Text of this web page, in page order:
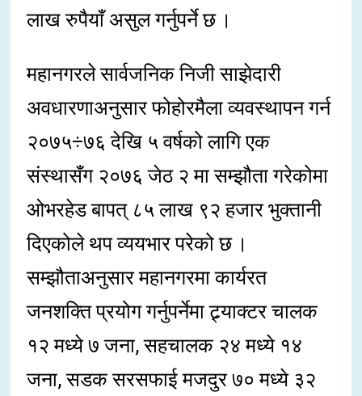
लाख रुपैयाँ असुल गर्नुपर्ने छ ।
महानगरले सार्वजनिक निजी साझेदारी
अवधारणाअनुसार फोहोरमैला व्यवस्थापन गर्न
२०७५÷७६ देखि ५ वर्षको लागि एक
संस्थासँग २०७६ जेठ २ मा सम्झौता गरेकोमा
ओभरहेड बापत् ८५ लाख ९२ हजार भुक्तानी
दिएकोले थप व्ययभार परेको छ ।
सम्झौताअनुसार महानगरमा कार्यरत
जनशक्ति प्रयोग गर्नुपर्नेमा ट्र्याक्टर चालक
१२ मध्ये ७ जना, सहचालक २४ मध्ये १४
जना, सडक सरसफाई मजदुर ७० मध्ये ३२